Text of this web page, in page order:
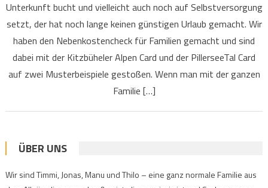
Unterkunft bucht und vielleicht auch noch auf Selbstversorgung
setzt, der hat noch lange keinen günstigen Urlaub gemacht. Wir
haben den Nebenkostencheck für Familien gemacht und sind
dabei mit der Kitzbüheler Alpen Card und der PillerseeTal Card
auf zwei Musterbeispiele gestoßen. Wenn man mit der ganzen
Familie […]
ÜBER UNS
Wir sind Timmi, Jonas, Manu und Thilo – eine ganz normale Familie aus